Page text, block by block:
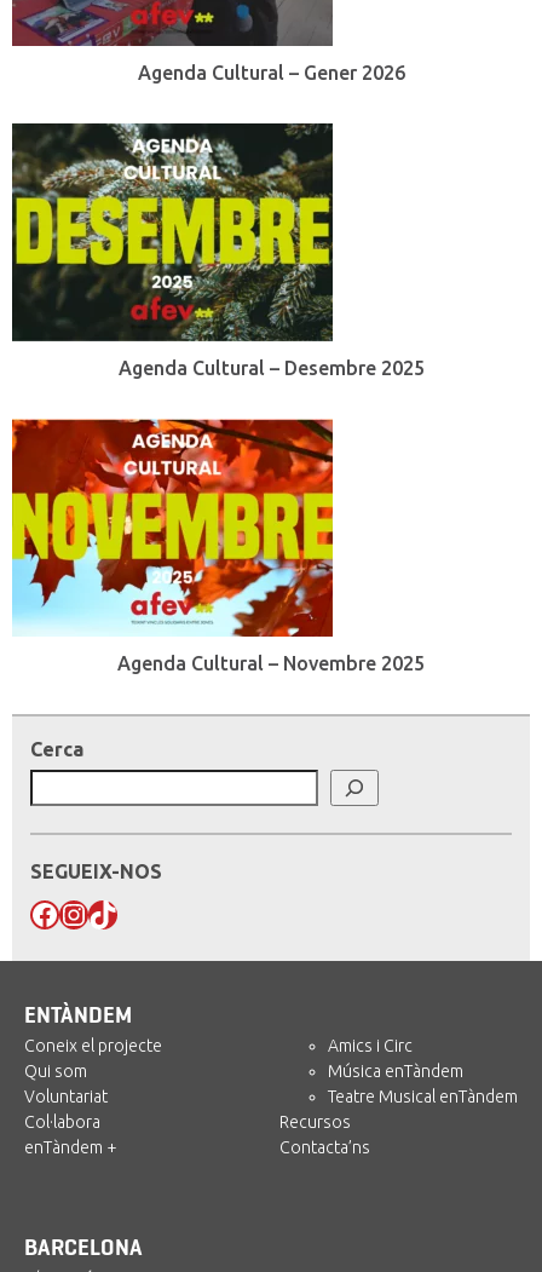
Agenda Cultural – Gener 2026
Agenda Cultural – Desembre 2025
Agenda Cultural – Novembre 2025
Cerca
SEGUEIX-NOS
Facebook
Instagram
TikTok
ENTÀNDEM
Coneix el projecte
Qui som
Voluntariat
Col·labora
enTàndem +
Amics i Circ
Música enTàndem
Teatre Musical enTàndem
Recursos
Contacta’ns
BARCELONA